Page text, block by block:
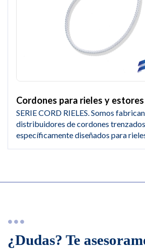
Cordones para rieles y estores
SERIE CORD RIELES. Somos
distribuidores de cordones
específicamente diseñados para
¿Dudas? Te